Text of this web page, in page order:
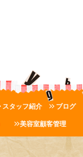
スタッフ紹介 ブログ
美容室顧客管理